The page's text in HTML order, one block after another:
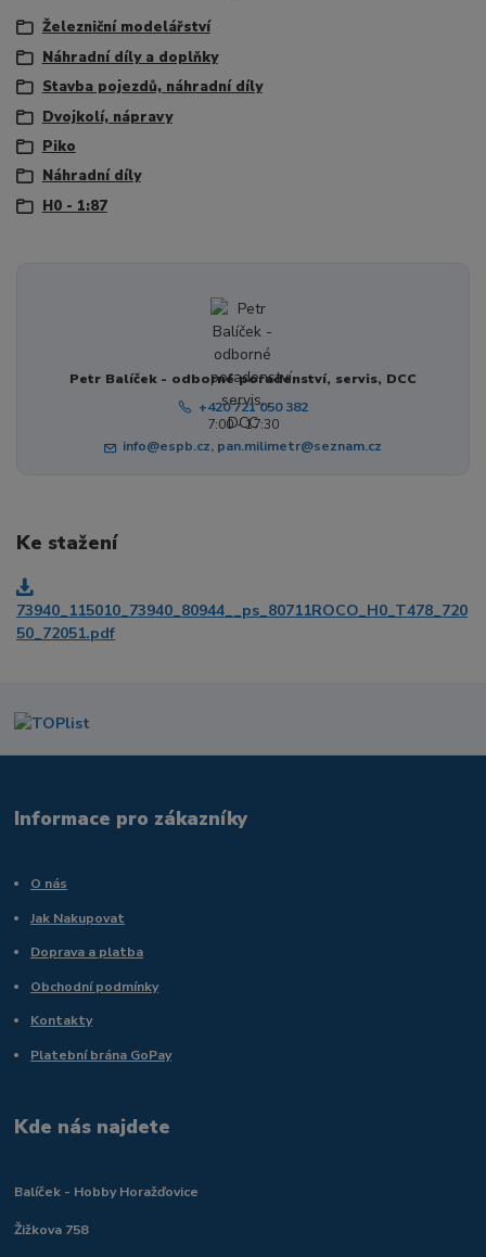
Železniční modelářství
Náhradní díly a doplňky
Stavba pojezdů, náhradní díly
Dvojkolí, nápravy
Piko
Náhradní díly
H0 - 1:87
Petr Balíček - odborné poradenství, servis, DCC
+420 721 050 382
7:00 - 17:30
info@espb.cz, pan.milimetr@seznam.cz
Ke stažení
73940_115010_73940_80944__ps_80711ROCO_H0_T478_720
50_72051.pdf
Informace pro zákazníky
O nás
Jak Nakupovat
Doprava a platba
Obchodní podmínky
Kontakty
Platební brána GoPay
Kde nás najdete
Balíček - Hobby Horažďovice
Žižkova 758